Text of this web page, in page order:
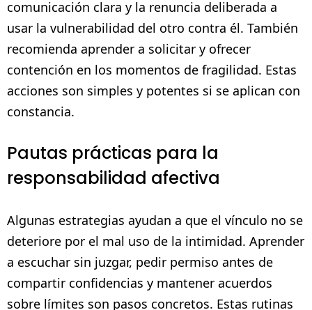
comunicación clara y la renuncia deliberada a
usar la vulnerabilidad del otro contra él. También
recomienda aprender a solicitar y ofrecer
contención en los momentos de fragilidad. Estas
acciones son simples y potentes si se aplican con
constancia.
Pautas prácticas para la
responsabilidad afectiva
Algunas estrategias ayudan a que el vínculo no se
deteriore por el mal uso de la intimidad. Aprender
a escuchar sin juzgar, pedir permiso antes de
compartir confidencias y mantener acuerdos
sobre límites son pasos concretos. Estas rutinas